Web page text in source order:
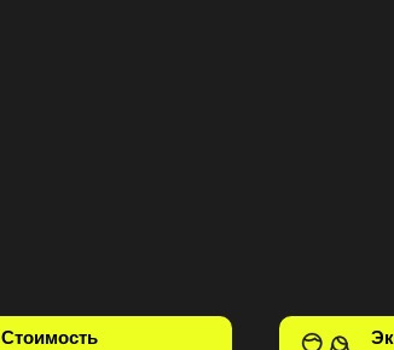
Стоимость